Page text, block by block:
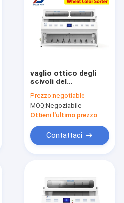
vaglio ottico degli
scivoli del
colore del grano
4.0t/h-5.0t/h
Prezzo:negotiable
MOQ:Negoziabile
Ottieni l'ultimo prezzo
Contattaci